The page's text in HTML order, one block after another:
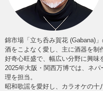
錦市場「立ち呑み賀花 (Gabana)
酒をこよなく愛し、主に酒器を制
好奇心旺盛で、幅広い分野に興味
2025年大阪・関西万博では、ネ
理を担当。
昭和歌謡を愛好し、カラオケの十